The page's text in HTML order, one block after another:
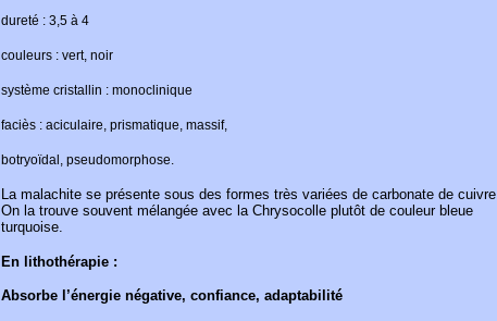
dureté : 3,5 à 4
couleurs : vert, noir
système cristallin : monoclinique
faciès : aciculaire, prismatique, massif,
botryoïdal, pseudomorphose.
La malachite se présente sous des formes très variées de carbonate de cuivre.
On la trouve souvent mélangée avec la Chrysocolle plutôt de couleur bleue
turquoise.
En lithothérapie :
Absorbe l’énergie négative, confiance, adaptabilité